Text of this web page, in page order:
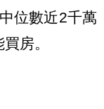
位數近2千萬
房。